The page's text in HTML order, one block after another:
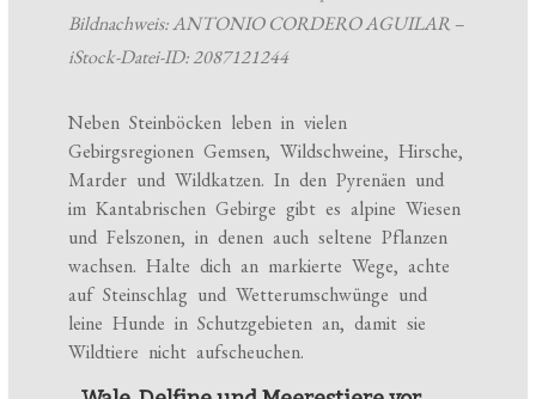
Bildnachweis: ANTONIO CORDERO AGUILAR –
iStock-Datei-ID: 2087121244
Neben Steinböcken leben in vielen
Gebirgsregionen Gemsen, Wildschweine, Hirsche,
Marder und Wildkatzen. In den Pyrenäen und
im Kantabrischen Gebirge gibt es alpine Wiesen
und Felszonen, in denen auch seltene Pflanzen
wachsen. Halte dich an markierte Wege, achte
auf Steinschlag und Wetterumschwünge und
leine Hunde in Schutzgebieten an, damit sie
Wildtiere nicht aufscheuchen.